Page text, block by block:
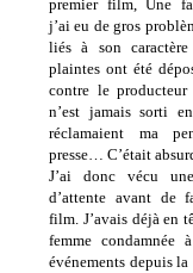
premier film, Une
j’ai eu de gros
liés à son
plaintes ont été
contre le
n’est jamais sorti
réclamaient ma
presse… C’était
J’ai donc vécu
d’attente avant de
film. J’avais déjà en
femme
événements depuis